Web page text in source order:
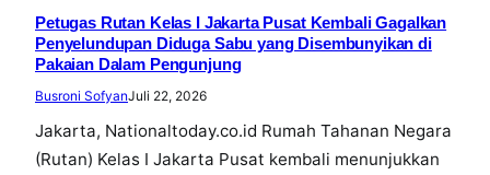
Petugas Rutan Kelas I Jakarta Pusat Kembali Gagalkan
Penyelundupan Diduga Sabu yang Disembunyikan di
Pakaian Dalam Pengunjung
Busroni SofyanJuli 22, 2026
Jakarta, Nationaltoday.co.id Rumah Tahanan Negara
(Rutan) Kelas I Jakarta Pusat kembali menunjukkan